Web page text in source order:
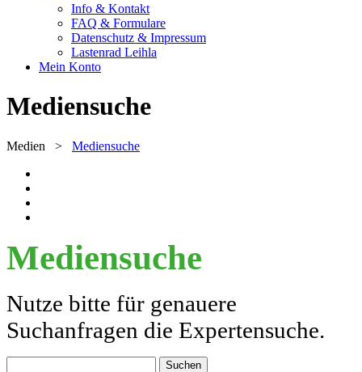
Info & Kontakt
FAQ & Formulare
Datenschutz & Impressum
Lastenrad Leihla
Mein Konto
Mediensuche
Medien > Mediensuche
Mediensuche
Nutze bitte für genauere
Suchanfragen die Expertensuche.